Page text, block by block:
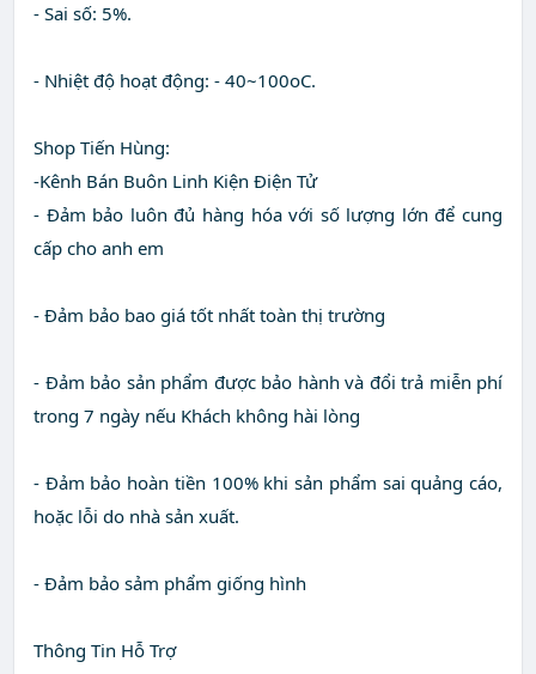
- Sai số: 5%.
- Nhiệt độ hoạt động: - 40~100oC.
Shop Tiến Hùng:
-Kênh Bán Buôn Linh Kiện Điện Tử
- Đảm bảo luôn đủ hàng hóa với số lượng lớn để cung
cấp cho anh em
- Đảm bảo bao giá tốt nhất toàn thị trường
- Đảm bảo sản phẩm được bảo hành và đổi trả miễn phí
trong 7 ngày nếu Khách không hài lòng
- Đảm bảo hoàn tiền 100% khi sản phẩm sai quảng cáo,
hoặc lỗi do nhà sản xuất.
- Đảm bảo sảm phẩm giống hình
Thông Tin Hỗ Trợ